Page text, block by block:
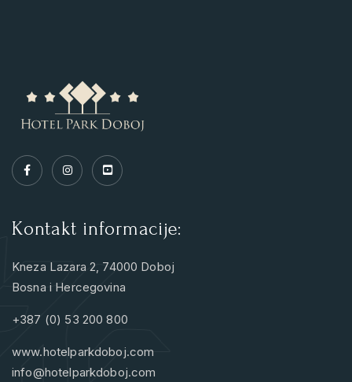
Kontakt informacije:
Kneza Lazara 2, 74000 Doboj
Bosna i Hercegovina
+387 (0) 53 200 800
www.hotelparkdoboj.com
info@hotelparkdoboj.com